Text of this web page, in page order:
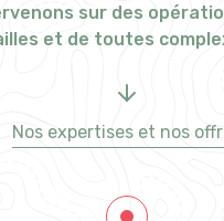
sur des
et de toutes
Nos expertises et nos